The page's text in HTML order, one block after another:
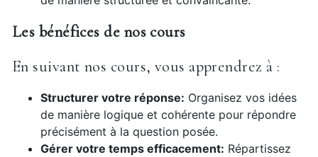
Les bénéfices de nos cours
En suivant nos cours, vous apprendrez à :
Structurer votre réponse: Organisez vos idées
de manière logique et cohérente pour répondre
précisément à la question posée.
Gérer votre temps efficacement: Répartissez